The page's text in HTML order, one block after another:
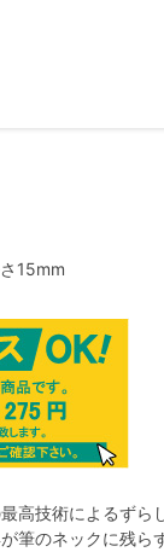
15mm
高技術によるず
筆のネックに残